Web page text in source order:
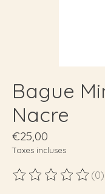
Bague
Nacre
€25,00
Taxes incluses
Ce produit est (0)